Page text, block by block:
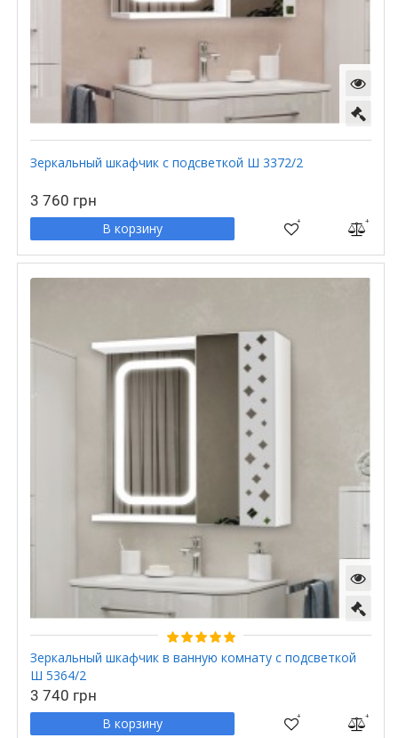
Зеркальный шкафчик с подсветкой Ш 3372/2
3 760 грн
В корзину
Зеркальный шкафчик в ванную комнату с подсветкой
Ш 5364/2
3 740 грн
В корзину